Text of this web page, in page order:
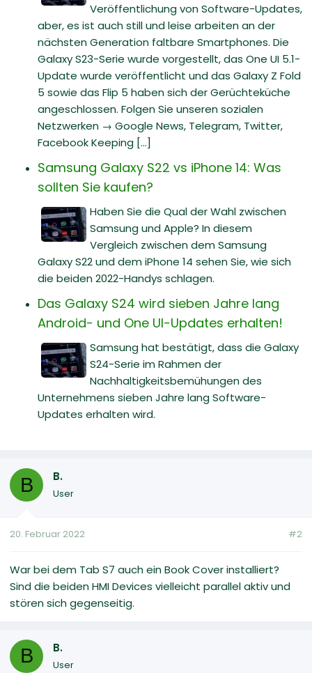
Veröffentlichung von Software-Updates,
aber, es ist auch still und leise arbeiten an der
nächsten Generation faltbare Smartphones. Die
Galaxy S23-Serie wurde vorgestellt, das One UI 5.1-
Update wurde veröffentlicht und das Galaxy Z Fold
5 sowie das Flip 5 haben sich der Gerüchteküche
angeschlossen. Folgen Sie unseren sozialen
Netzwerken → Google News, Telegram, Twitter,
Facebook Keeping [...]
Samsung Galaxy S22 vs iPhone 14: Was
sollten Sie kaufen?
Haben Sie die Qual der Wahl zwischen
Samsung und Apple? In diesem
Vergleich zwischen dem Samsung
Galaxy S22 und dem iPhone 14 sehen Sie, wie sich
die beiden 2022-Handys schlagen.
Das Galaxy S24 wird sieben Jahre lang
Android- und One UI-Updates erhalten!
Samsung hat bestätigt, dass die Galaxy
S24-Serie im Rahmen der
Nachhaltigkeitsbemühungen des
Unternehmens sieben Jahre lang Software-
Updates erhalten wird.
B B.
User
20. Februar 2022 #2
War bei dem Tab S7 auch ein Book Cover installiert?
Sind die beiden HMI Devices vielleicht parallel aktiv und
stören sich gegenseitig.
B B.
User